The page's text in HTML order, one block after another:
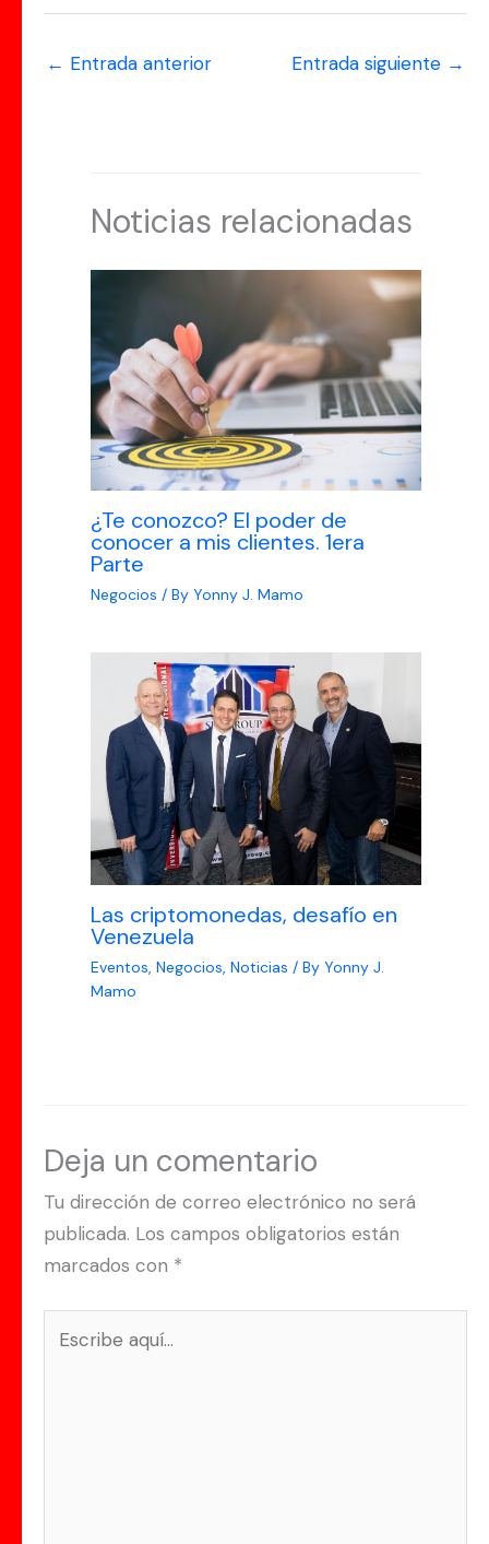
← Entrada anterior Entrada siguiente →
Noticias relacionadas
¿Te conozco? El poder de
conocer a mis clientes. 1era
Parte
Negocios / By Yonny J. Mamo
Las criptomonedas, desafío en
Venezuela
Eventos Negocios Noticias / By Yonny J.
Mamo
Deja un comentario
Tu dirección de correo electrónico no será
publicada. Los campos obligatorios están
marcados con *